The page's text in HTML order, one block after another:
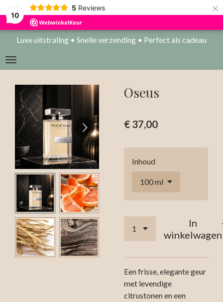
10
5 Reviews ×
Luxe uitstraling • Snelle verzending • Perfect als cadeau
Oseus
€ 37,00
Inhoud
In
winkelwagen
Een frisse, elegante geur
met levendige
citrustonen en een